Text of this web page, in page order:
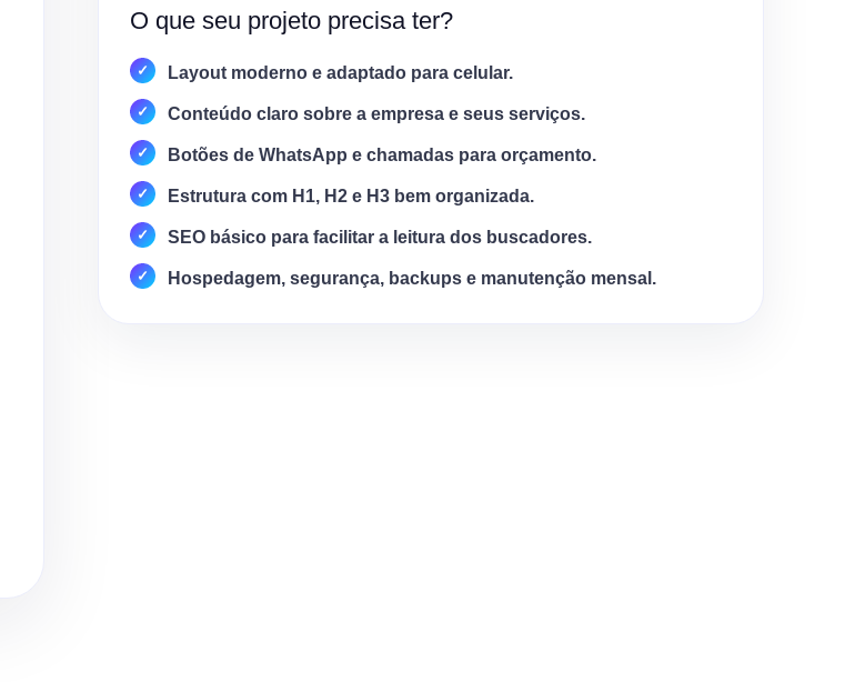
O que seu projeto precisa ter?
Layout moderno e adaptado para celular.
Conteúdo claro sobre a empresa e seus serviços.
Botões de WhatsApp e chamadas para orçamento.
Estrutura com H1, H2 e H3 bem organizada.
SEO básico para facilitar a leitura dos buscadores.
Hospedagem, segurança, backups e manutenção mensal.